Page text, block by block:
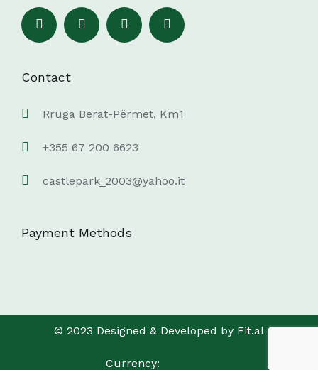
Contact
Rruga Berat-Përmet, Km1
+355 67 200 6623
castlepark_2003@yahoo.it
Payment Methods
© 2023 Designed & Developed by Fit.al
Currency: